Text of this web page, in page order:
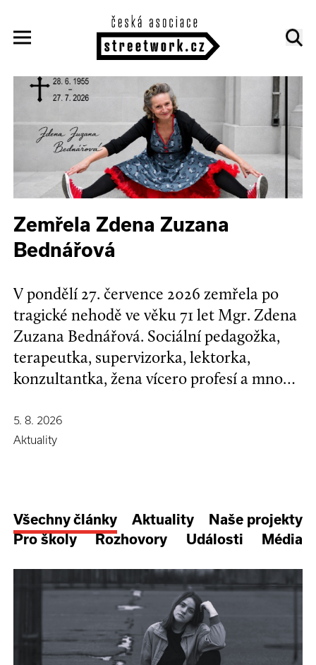
Zemřela Zdena Zuzana
Bednářová
V pondělí 27. července 2026 zemřela po
tragické nehodě ve věku 71 let Mgr. Zdena
Zuzana Bednářová. Sociální pedagožka,
terapeutka, supervizorka, lektorka,
konzultantka, žena vícero profesí a mnoha
nespoutanou povahou.
5. 8. 2026
Aktuality
Všechny články Aktuality
Naše projekty
Pro školy
Rozhovory Události Média